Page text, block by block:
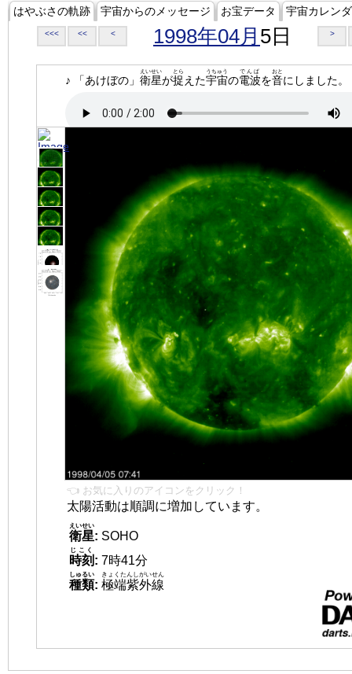
はやぶさの軌跡 宇宙からのメッセージ お宝データ 宇宙カレン
<<< << < 1998年04月 5日 >
♪ 「あけぼの」 衛星
えいせい
が捉
とら
えた宇宙
うちゅう
の電波
でんぱ
を音
おと
にしました。
👈 お気に入りのアイコンをクリック！
太陽活動は順調に増加しています。
衛星
えいせい
: SOHO
時刻
じこく
: 7時41分
種類
しゅるい
: 極端紫外線
きょくたんしがいせん